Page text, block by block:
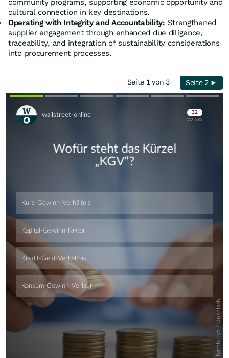
community programs, supporting economic opportunity and
cultural connection in key destinations.
Operating with Integrity and Accountability: Strengthened
supplier engagement through enhanced due diligence,
traceability, and integration of sustainability considerations
into procurement processes.
Seite 1 von 3 Seite 2 ►
Skip
Skip